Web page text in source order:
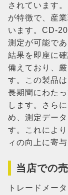
されています
が特徴で、産
います。CD-
測定が可能で
結果を即座に
備えており、
す。この製品
長期間にわた
します。さら
め、測定デー
す。これによ
ィの向上に寄与
当店での
トレードメー